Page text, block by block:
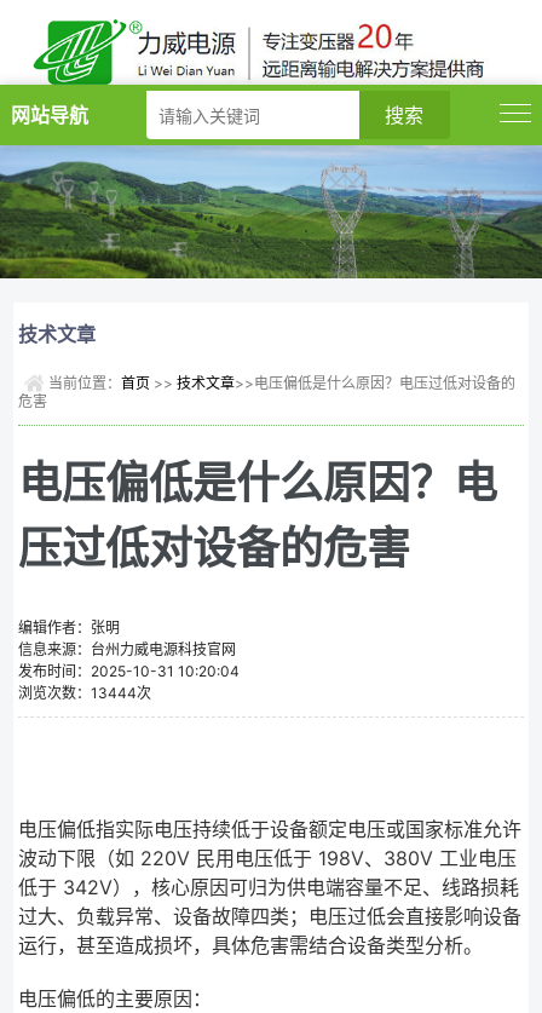
网站导航
技术文章
当前位置：首页 >>技术文章>>电压偏低是什么原因？电压过低对设备的
危害
电压偏低是什么原因？电
压过低对设备的危害
编辑作者：张明
信息来源：台州力威电源科技官网
发布时间：2025-10-31 10:20:04
浏览次数：13444次
电压偏低指实际电压持续低于设备额定电压或国家标准允许
波动下限（如 220V 民用电压低于 198V、380V 工业电压
低于 342V），核心原因可归为供电端容量不足、线路损耗
过大、负载异常、设备故障四类；电压过低会直接影响设备
运行，甚至造成损坏，具体危害需结合设备类型分析。
电压偏低的主要原因：